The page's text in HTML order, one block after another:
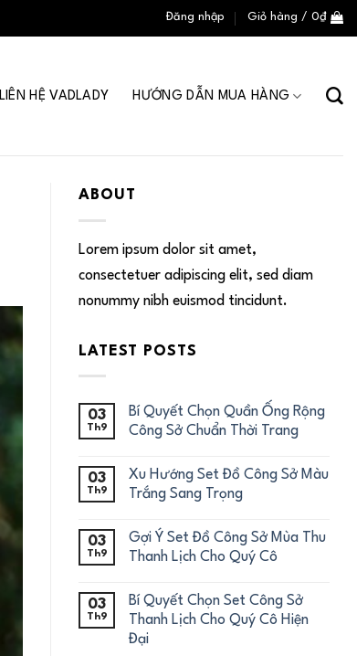
Đăng nhập Giỏ hàng / 0₫
LIÊN HỆ VADLADY HƯỚNG DẪN MUA HÀNG
ABOUT
Lorem ipsum dolor sit amet,
consectetuer adipiscing elit, sed diam
nonummy nibh euismod tincidunt.
LATEST POSTS
03
Th9
Bí Quyết Chọn Quần Ống Rộng
Công Sở Chuẩn Thời Trang
03
Th9
Xu Hướng Set Đồ Công Sở Màu
Trắng Sang Trọng
03
Th9
Gợi Ý Set Đồ Công Sở Mùa Thu
Thanh Lịch Cho Quý Cô
03
Th9
Bí Quyết Chọn Set Công Sở
Thanh Lịch Cho Quý Cô Hiện
Đại